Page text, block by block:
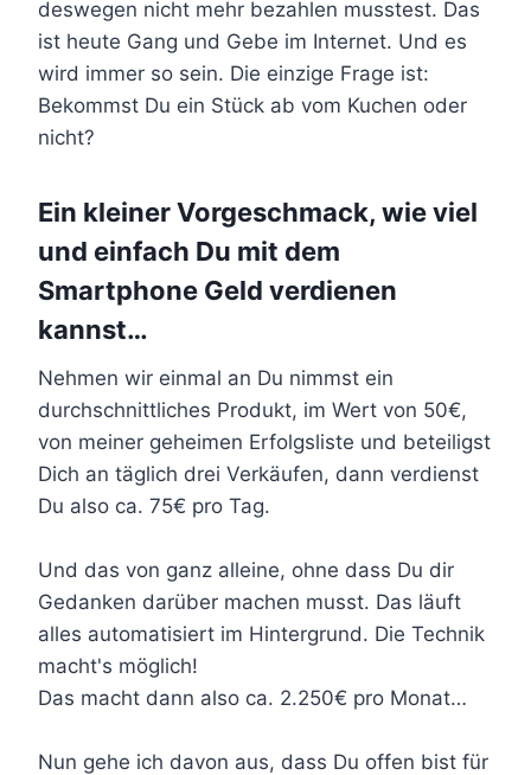
deswegen nicht mehr bezahlen musstest. Das
ist heute Gang und Gebe im Internet. Und es
wird immer so sein. Die einzige Frage ist:
Bekommst Du ein Stück ab vom Kuchen oder
nicht?
Ein kleiner Vorgeschmack, wie viel
und einfach Du mit dem
Smartphone Geld verdienen
kannst…
Nehmen wir einmal an Du nimmst ein
durchschnittliches Produkt, im Wert von 50€,
von meiner geheimen Erfolgsliste und beteiligst
Dich an täglich drei Verkäufen, dann verdienst
Du also ca. 75€ pro Tag.
Und das von ganz alleine, ohne dass Du dir
Gedanken darüber machen musst. Das läuft
alles automatisiert im Hintergrund. Die Technik
macht's möglich!
Das macht dann also ca. 2.250€ pro Monat…
Nun gehe ich davon aus, dass Du offen bist für